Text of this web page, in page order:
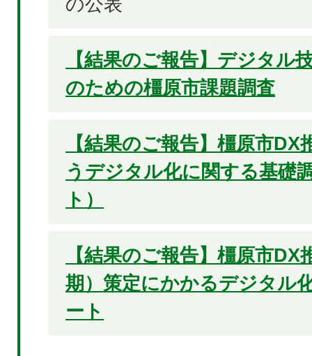
【結果のご報告】デジタル
のための橿原市課題調査
【結果のご報告】橿原市DX
うデジタル化に関する基礎
ト）
【結果のご報告】橿原市DX
期）策定にかかるデジタル
ート